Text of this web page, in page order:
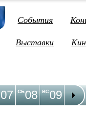
События
Выставки
07 08
СБ 09
ВС 10
ПН